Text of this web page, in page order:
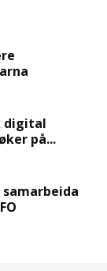
digital
på...